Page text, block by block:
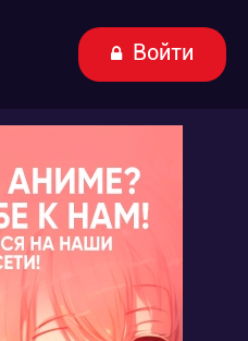
Войти